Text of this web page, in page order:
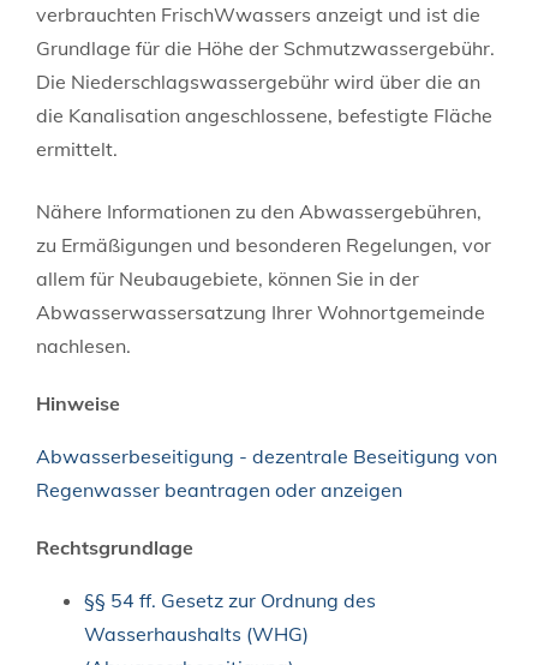
verbrauchten FrischWwassers anzeigt und ist die
Grundlage für die Höhe der Schmutzwassergebühr.
Die Niederschlagswassergebühr wird über die an
die Kanalisation angeschlossene, befestigte Fläche
ermittelt.
Nähere Informationen zu den Abwassergebühren,
zu Ermäßigungen und besonderen Regelungen, vor
allem für Neubaugebiete, können Sie in der
Abwasserwassersatzung Ihrer Wohnortgemeinde
nachlesen.
Hinweise
Abwasserbeseitigung - dezentrale Beseitigung von
Regenwasser beantragen oder anzeigen
Rechtsgrundlage
§§ 54 ff. Gesetz zur Ordnung des
Wasserhaushalts (WHG)